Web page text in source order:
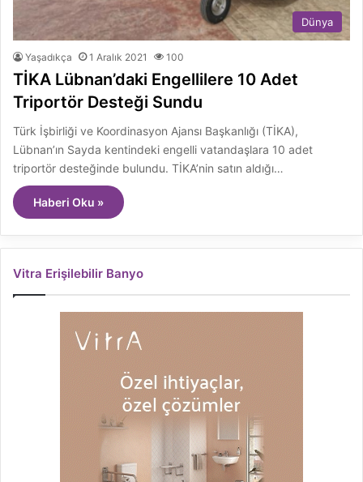
Dünya
Yaşadıkça 1 Aralık 2021 100
TİKA Lübnan’daki Engellilere 10 Adet
Triportör Desteği Sundu
Türk İşbirliği ve Koordinasyon Ajansı Başkanlığı (TİKA),
Lübnan’ın Sayda kentindeki engelli vatandaşlara 10 adet
triportör desteğinde bulundu. TİKA’nin satın aldığı…
Haberi Oku »
Vitra Erişilebilir Banyo